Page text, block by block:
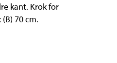
kant. Krok for
70 cm.